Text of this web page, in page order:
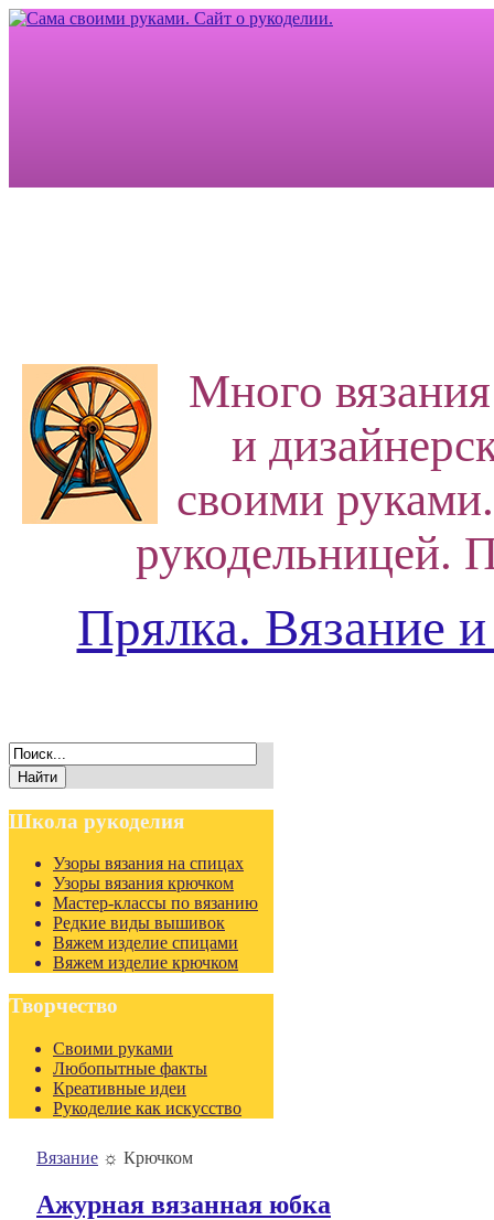
Много
и
своими руками.
рукодельницей.
Прялка. Вязание
Школа рукоделия
Узоры вязания на спицах
Узоры вязания крючком
Мастер-классы по вязанию
Редкие виды вышивок
Вяжем изделие спицами
Вяжем изделие крючком
Творчество
Своими руками
Любопытные факты
Креативные идеи
Рукоделие как искусство
Вязание ☼ Крючком
Ажурная вязанная юбка